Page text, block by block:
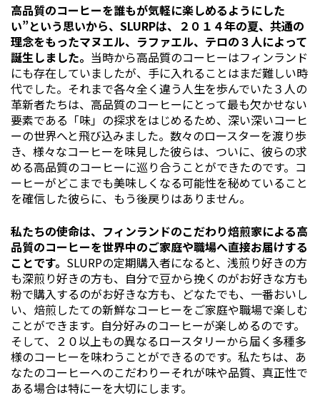
高品質のコーヒーを誰もが気軽に楽しめるようにした
い”という思いから、SLURPは、２０１４年の夏、共通の
理念をもったマヌエル、ラファエル、テロの３人によって
誕生しました。 当時から高品質のコーヒーはフィンランド
にも存在していましたが、手に入れることはまだ難しい時
代でした。それまで各々全く違う人生を歩んでいた３人の
革新者たちは、高品質のコーヒーにとって最も欠かせない
要素である「味」の探求をはじめるため、深い深いコーヒ
ーの世界へと飛び込みました。数々のロースターを渡り歩
き、様々なコーヒーを味見した彼らは、ついに、彼らの求
める高品質のコーヒーに巡り合うことができたのです。コ
ーヒーがどこまでも美味しくなる可能性を秘めていること
を確信した彼らに、もう後戻りはありません。
私たちの使命は、フィンランドのこだわり焙煎家による高
品質のコーヒーを世界中のご家庭や職場へ直接お届けする
ことです。 SLURPの定期購入者になると、浅煎り好きの方
も深煎り好きの方も、自分で豆から挽くのがお好きな方も
粉で購入するのがお好きな方も、どなたでも、一番おいし
い、焙煎したての新鮮なコーヒーをご家庭や職場で楽しむ
ことができます。自分好みのコーヒーが楽しめるのです。
そして、２０以上もの異なるロースタリーから届く多種多
様のコーヒーを味わうことができるのです。私たちは、あ
なたのコーヒーへのこだわりーそれが味や品質、真正性で
ある場合は特にーを大切にします。